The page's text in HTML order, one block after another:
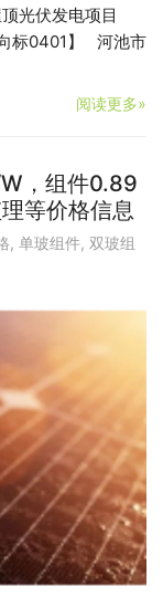
光伏发电项目
标0401】 河池市
阅读更多»
，组件0.89
等价格信息
, 单玻组件, 双玻组